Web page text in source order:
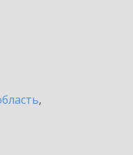
,